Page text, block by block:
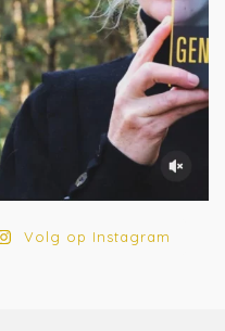
Volg op Instagram